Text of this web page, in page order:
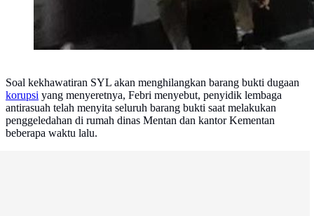
Soal kekhawatiran SYL akan menghilangkan barang bukti dugaan
korupsi yang menyeretnya, Febri menyebut, penyidik lembaga
antirasuah telah menyita seluruh barang bukti saat melakukan
penggeledahan di rumah dinas Mentan dan kantor Kementan
beberapa waktu lalu.